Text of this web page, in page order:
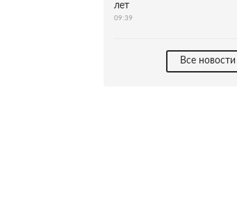
лет
09:39
Все новости